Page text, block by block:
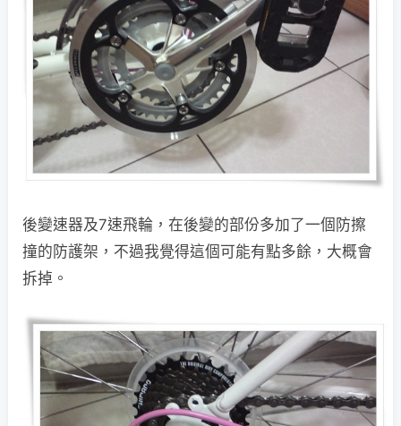
後變速器及7速飛輪，在後變的部份多加了一個防擦
撞的防護架，不過我覺得這個可能有點多餘，大概會
拆掉。